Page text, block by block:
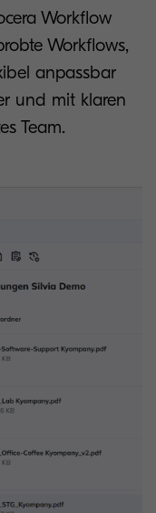
Workflow
Workflows,
anpassbar
und mit klaren
Team.